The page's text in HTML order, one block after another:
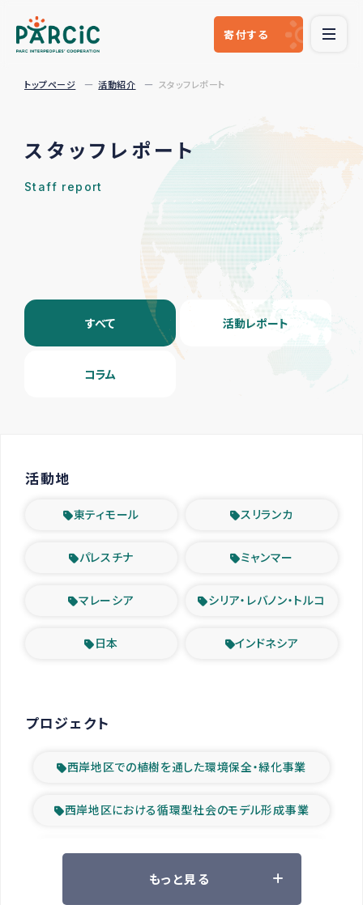
寄付する
トップページ 活動紹介 スタッフレポート
スタッフレポート
Staff report
すべて 活動レポート
コラム
活動地
東ティモール スリランカ
パレスチナ ミャンマー
マレーシア シリア・レバノン・トルコ
日本 インドネシア
プロジェクト
西岸地区での植樹を通した環境保全・緑化事業
西岸地区における循環型社会のモデル形成事業
ツアー参加者の声
もっと見る